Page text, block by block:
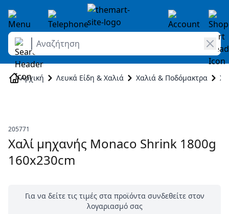
Skip to Content
Αναζήτηση
Αρχική Λευκά Είδη & Χαλιά Χαλιά & Ποδόμακτρα
205771
Χαλί μηχανής Monaco Shrink 1800g
160x230cm
Για να δείτε τις τιμές στα προϊόντα συνδεθείτε στον
λογαριασμό σας